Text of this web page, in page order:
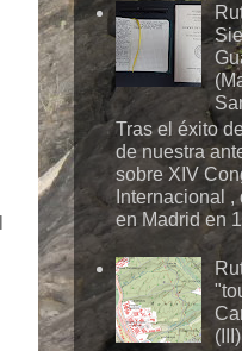
Tras el éxito
de nuestra
sobre XIV
Internacional
en Madrid en
(III)